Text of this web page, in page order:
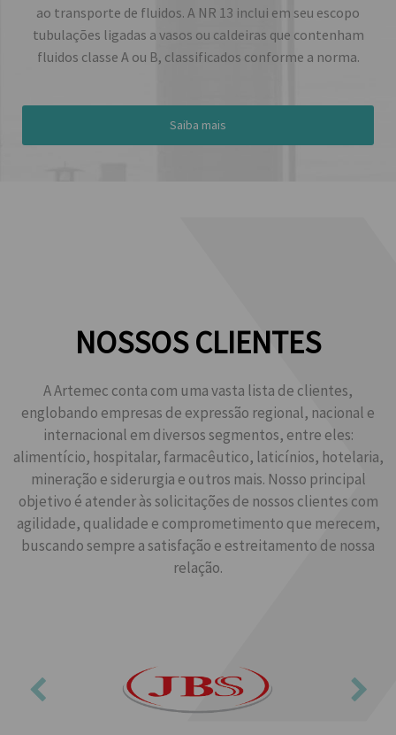
ao transporte de fluidos. A NR 13 inclui em seu escopo
tubulações ligadas a vasos ou caldeiras que contenham
fluidos classe A ou B, classificados conforme a norma.
Saiba mais
NOSSOS CLIENTES
A Artemec conta com uma vasta lista de clientes,
englobando empresas de expressão regional, nacional e
internacional em diversos segmentos, entre eles:
alimentício, hospitalar, farmacêutico, laticínios, hotelaria,
mineração e siderurgia e outros mais. Nosso principal
objetivo é atender às solicitações de nossos clientes com
agilidade, qualidade e comprometimento que merecem,
buscando sempre a satisfação e estreitamento de nossa
relação.